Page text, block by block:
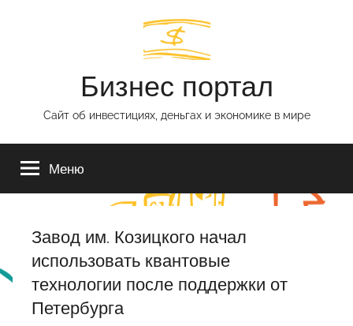
Бизнес портал
Сайт об инвестициях, деньгах и экономике в мире
Меню
Завод им. Козицкого начал
использовать квантовые
технологии после поддержки от
Петербурга